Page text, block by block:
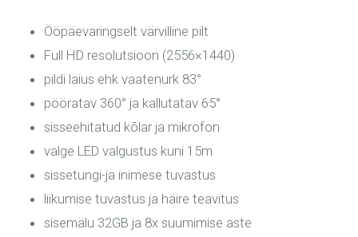
Ööpäevaringselt värvilline pilt
Full HD resolutsioon (2556×1440)
pildi laius ehk vaatenurk 83°
pööratav 360° ja kallutatav 65°
sisseehitatud kõlar ja mikrofon
valge LED valgustus kuni 15m
sissetungi-ja inimese tuvastus
liikumise tuvastus ja häire teavitus
sisemälu 32GB ja 8x suumimise aste